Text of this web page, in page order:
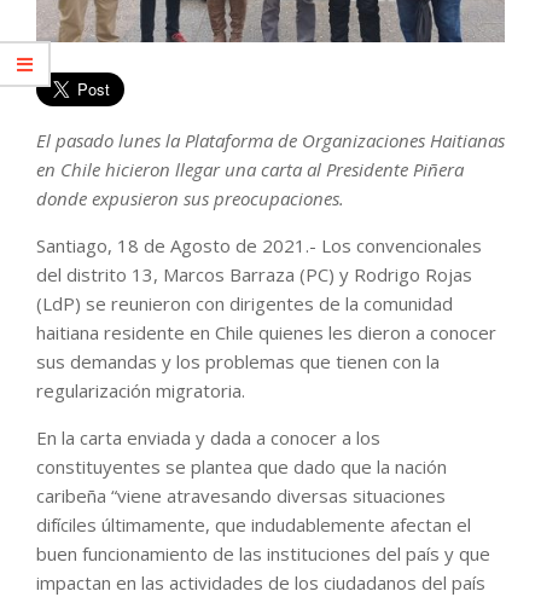
El pasado lunes la Plataforma de Organizaciones Haitianas
en Chile hicieron llegar una carta al Presidente Piñera
donde expusieron sus preocupaciones.
Santiago, 18 de Agosto de 2021.- Los convencionales
del distrito 13, Marcos Barraza (PC) y Rodrigo Rojas
(LdP) se reunieron con dirigentes de la comunidad
haitiana residente en Chile quienes les dieron a conocer
sus demandas y los problemas que tienen con la
regularización migratoria.
En la carta enviada y dada a conocer a los
constituyentes se plantea que dado que la nación
caribeña “viene atravesando diversas situaciones
difíciles últimamente, que indudablemente afectan el
buen funcionamiento de las instituciones del país y que
impactan en las actividades de los ciudadanos del país